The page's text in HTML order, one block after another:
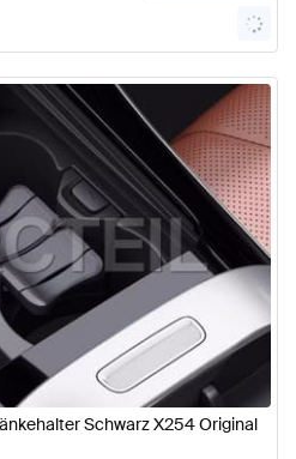
Schwarz X254 Original